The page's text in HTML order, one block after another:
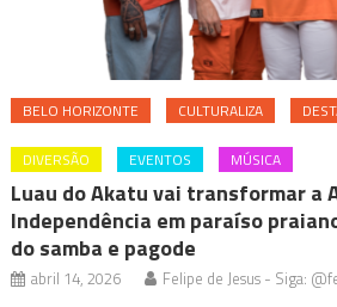
BELO HORIZONTE CULTURALIZA
DIVERSÃO EVENTOS MÚSICA
Luau do Akatu vai transformar a
Independência em paraíso
do samba e pagode
abril 14, 2026 Felipe de Jesus - Siga: